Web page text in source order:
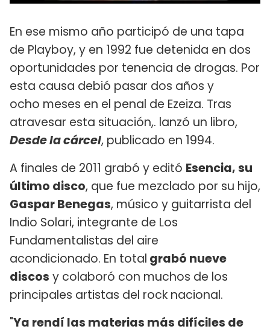
En ese mismo año participó de una tapa
de Playboy, y en 1992 fue detenida en dos
oportunidades por tenencia de drogas. Por
esta causa debió pasar dos años y
ocho meses en el penal de Ezeiza. Tras
atravesar esta situación,. lanzó un libro,
Desde la cárcel, publicado en 1994.
A finales de 2011 grabó y editó Esencia, su
último disco, que fue mezclado por su hijo,
Gaspar Benegas, músico y guitarrista del
Indio Solari, integrante de Los
Fundamentalistas del aire
acondicionado. En total grabó nueve
discos y colaboró con muchos de los
principales artistas del rock nacional.
"Ya rendí las materias más difíciles de